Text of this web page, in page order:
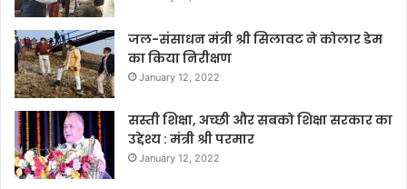
जल-संसाधन मंत्री श्री सिलावट ने कोलार डेम
का किया निरीक्षण
January 12, 2022
सस्ती शिक्षा, अच्छी और सबको शिक्षा सरकार का
उद्देश्य : मंत्री श्री परमार
January 12, 2022